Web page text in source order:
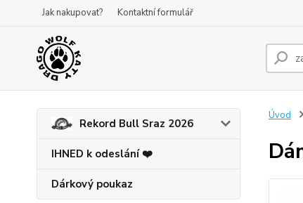
Jak nakupovat? Kontaktní formulář
Rekord Bull Sraz 2026
IHNED k odeslání ❤️
Dárkový poukaz
Úvod